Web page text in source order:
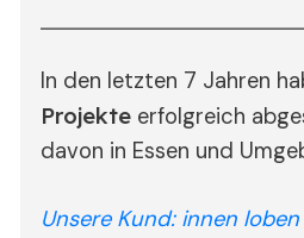
In den letzten 7 Jahren
Projekte erfolgreich
davon in Essen und
Unsere Kund: innen